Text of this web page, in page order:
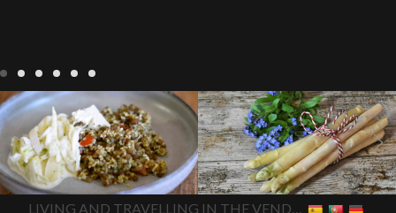
Notre cuisine
agriculture-
vendee comment cuisiner
les lentilles vertes cuisine-
vendue
cuisiner en France
cuisiner-avec-des-
ingrédients-vendus
cultures-vendues-lentilles la
In The Vendee
Notre cuisine asperges
asperges-a-la-flamande
asperges-blanches
asperges-pour-le-petit-
déjeuner asperges-
saisonnières asperges-
sauce-crème asperges-
In The Vendee
LIVING AND TRAVELLING IN THE VENDÉE